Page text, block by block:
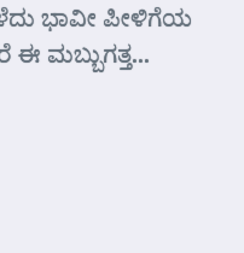
ಭಾವೀ ಪೀಳಿಗೆಯ
ಈ ಮಬ್ಬುಗತ್ತ...